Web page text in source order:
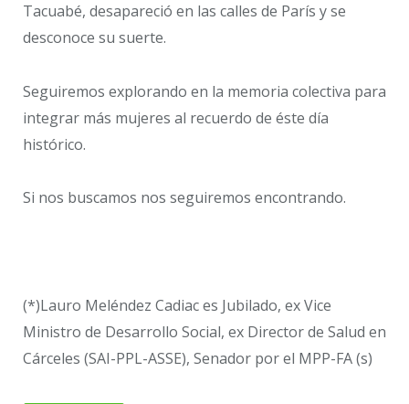
Tacuabé, desapareció en las calles de París y se
desconoce su suerte.
Seguiremos explorando en la memoria colectiva para
integrar más mujeres al recuerdo de éste día
histórico.
Si nos buscamos nos seguiremos encontrando.
(*)Lauro Meléndez Cadiac es Jubilado, ex Vice
Ministro de Desarrollo Social, ex Director de Salud en
Cárceles (SAI-PPL-ASSE), Senador por el MPP-FA (s)